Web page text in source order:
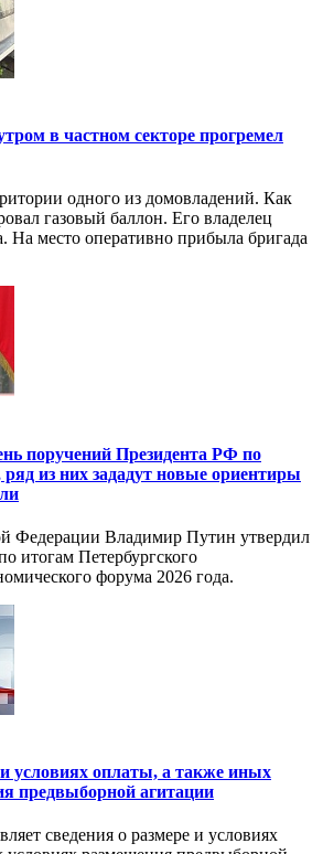
в частном секторе прогремел
одного из домовладений. Как
газовый баллон. Его владелец
На место оперативно прибыла бригада
поручений Президента РФ по
из них зададут новые ориентиры
Федерации Владимир Путин утвердил
итогам Петербургского
форума 2026 года.
условиях оплаты, а также иных
предвыборной агитации
сведения о размере и условиях